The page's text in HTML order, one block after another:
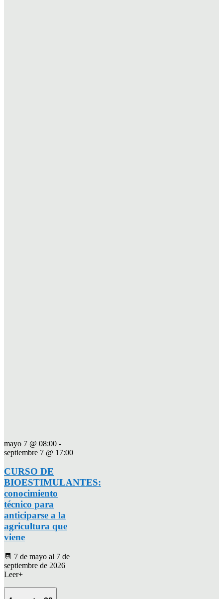
mayo 7 @ 08:00 -
septiembre 7 @ 17:00
CURSO DE
BIOESTIMULANTES:
conocimiento
técnico para
anticiparse a la
agricultura que
viene
📆 7 de mayo al 7 de
septiembre de 2026
Leer+